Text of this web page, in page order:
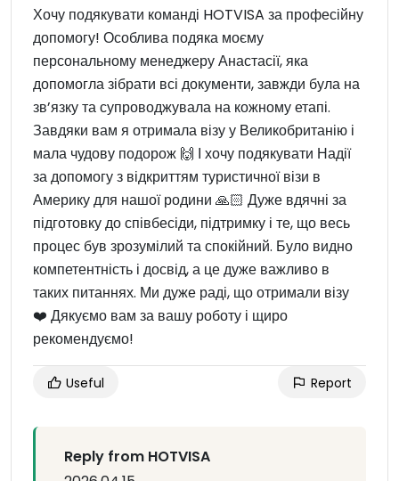
Хочу подякувати команді HOTVISA за професійну
допомогу! Особлива подяка моєму
персональному менеджеру Анастасії, яка
допомогла зібрати всі документи, завжди була на
зв’язку та супроводжувала на кожному етапі.
Завдяки вам я отримала візу у Великобританію і
мала чудову подорож 🙌 І хочу подякувати Надії
за допомогу з відкриттям туристичної візи в
Америку для нашої родини 🙏🏻 Дуже вдячні за
підготовку до співбесіди, підтримку і те, що весь
процес був зрозумілий та спокійний. Було видно
компетентність і досвід, а це дуже важливо в
таких питаннях. Ми дуже раді, що отримали візу
❤️ Дякуємо вам за вашу роботу і щиро
рекомендуємо!
Useful Report
Reply from HOTVISA